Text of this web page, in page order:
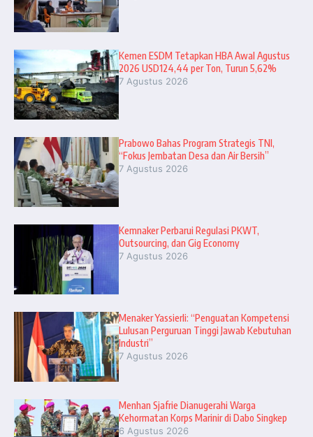
Kemen ESDM Tetapkan HBA Awal Agustus
2026 USD124,44 per Ton, Turun 5,62%
7 Agustus 2026
Prabowo Bahas Program Strategis TNI,
“Fokus Jembatan Desa dan Air Bersih”
7 Agustus 2026
Kemnaker Perbarui Regulasi PKWT,
Outsourcing, dan Gig Economy
7 Agustus 2026
Menaker Yassierli: “Penguatan Kompetensi
Lulusan Perguruan Tinggi Jawab Kebutuhan
Industri”
7 Agustus 2026
Menhan Sjafrie Dianugerahi Warga
Kehormatan Korps Marinir di Dabo Singkep
6 Agustus 2026